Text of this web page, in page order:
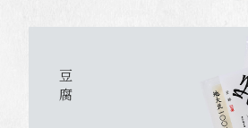
豆
腐